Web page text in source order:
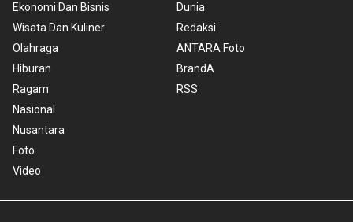
Ekonomi Dan Bisnis
Wisata Dan Kuliner
Olahraga
Hiburan
Ragam
Nasional
Nusantara
Foto
Video
Dunia
Redaksi
ANTARA Foto
BrandA
RSS